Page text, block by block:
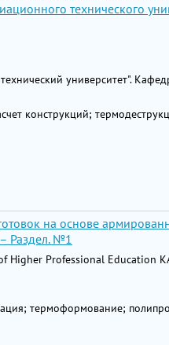
технического
университет".
конструкций;
на основе
Раздел. №1
Professional Education
термоформование;